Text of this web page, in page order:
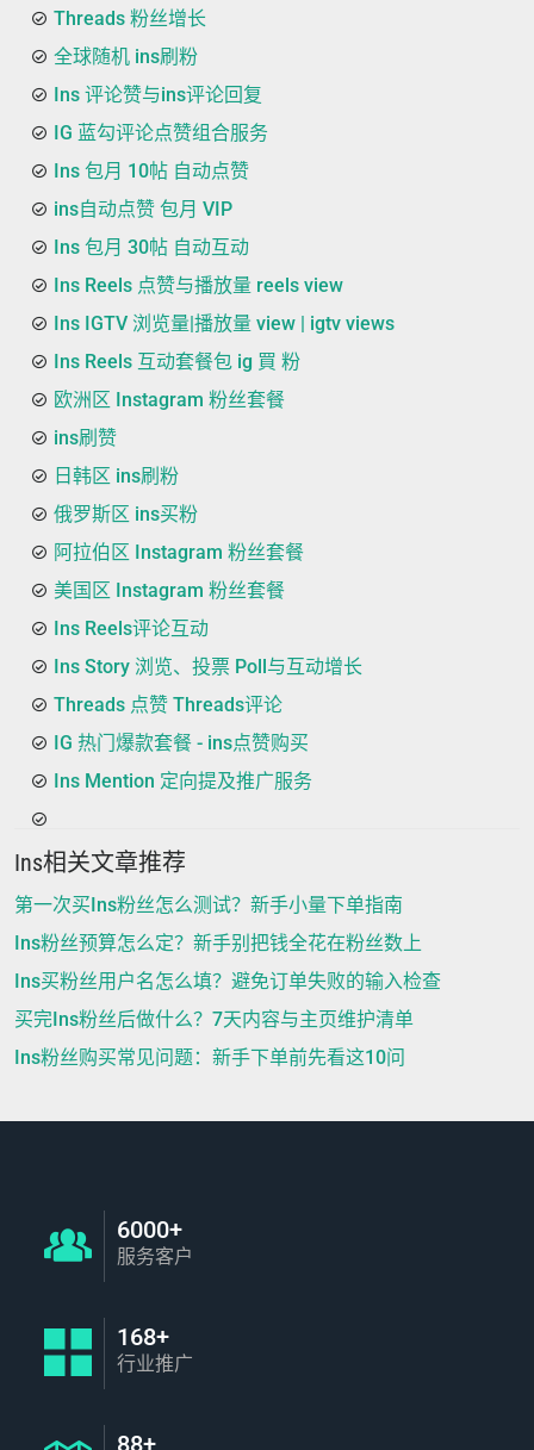
Threads 粉丝增长
全球随机 ins刷粉
Ins 评论赞与ins评论回复
IG 蓝勾评论点赞组合服务
Ins 包月 10帖 自动点赞
ins自动点赞 包月 VIP
Ins 包月 30帖 自动互动
Ins Reels 点赞与播放量 reels view
Ins IGTV 浏览量|播放量 view | igtv views
Ins Reels 互动套餐包 ig 買 粉
欧洲区 Instagram 粉丝套餐
ins刷赞
日韩区 ins刷粉
俄罗斯区 ins买粉
阿拉伯区 Instagram 粉丝套餐
美国区 Instagram 粉丝套餐
Ins Reels评论互动
Ins Story 浏览、投票 Poll与互动增长
Threads 点赞 Threads评论
IG 热门爆款套餐 - ins点赞购买
Ins Mention 定向提及推广服务
Ins相关文章推荐
第一次买Ins粉丝怎么测试？新手小量下单指南
Ins粉丝预算怎么定？新手别把钱全花在粉丝数上
Ins买粉丝用户名怎么填？避免订单失败的输入检查
买完Ins粉丝后做什么？7天内容与主页维护清单
Ins粉丝购买常见问题：新手下单前先看这10问
6000+
服务客户
168+
行业推广